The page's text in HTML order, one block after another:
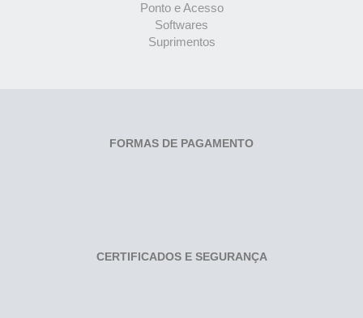
Ponto e Acesso
Softwares
Suprimentos
FORMAS DE PAGAMENTO
CERTIFICADOS E SEGURANÇA